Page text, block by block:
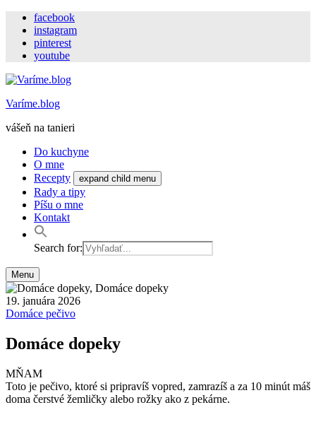
facebook
instagram
pinterest
youtube
Varíme.blog
vášeň na tanieri
Do kuchyne
O mne
Recepty
expand child menu
Rady a tipy
Píšu o mne
Kontakt
Search for:
Menu
19. januára 2026
Domáce pečivo
Domáce dopeky
MŇAM
Toto je pečivo, ktoré si pripravíš vopred, zamrazíš a za 10 minút máš
doma čerstvé žemličky alebo rožky ako z pekárne.